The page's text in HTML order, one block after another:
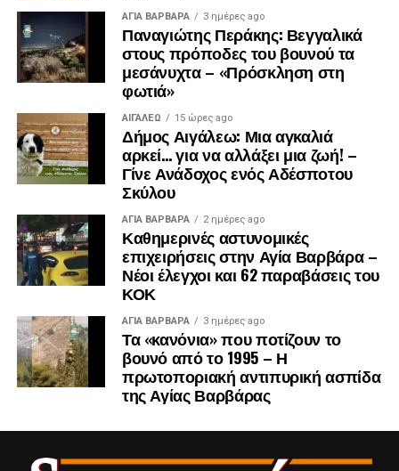
.
.
.
ΑΓΙΑ ΒΑΡΒΑΡΑ 3 ημέρες ago
Παναγιώτης Περάκης: Βεγγαλικά
στους πρόποδες του βουνού τα
μεσάνυχτα – «Πρόσκληση στη
φωτιά»
ΑΙΓΑΛΕΩ 15 ώρες ago
Δήμος Αιγάλεω: Μια αγκαλιά
αρκεί… για να αλλάξει μια ζωή! –
Γίνε Ανάδοχος ενός Αδέσποτου
Σκύλου
ΑΓΙΑ ΒΑΡΒΑΡΑ 2 ημέρες ago
Καθημερινές αστυνομικές
επιχειρήσεις στην Αγία Βαρβάρα –
Νέοι έλεγχοι και 62 παραβάσεις του
ΚΟΚ
ΑΓΙΑ ΒΑΡΒΑΡΑ 3 ημέρες ago
Τα «κανόνια» που ποτίζουν το
βουνό από το 1995 – Η
πρωτοποριακή αντιπυρική ασπίδα
της Αγίας Βαρβάρας